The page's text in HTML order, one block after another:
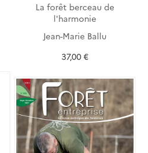
La forêt berceau de
l'harmonie
Jean-Marie Ballu
37,00 €